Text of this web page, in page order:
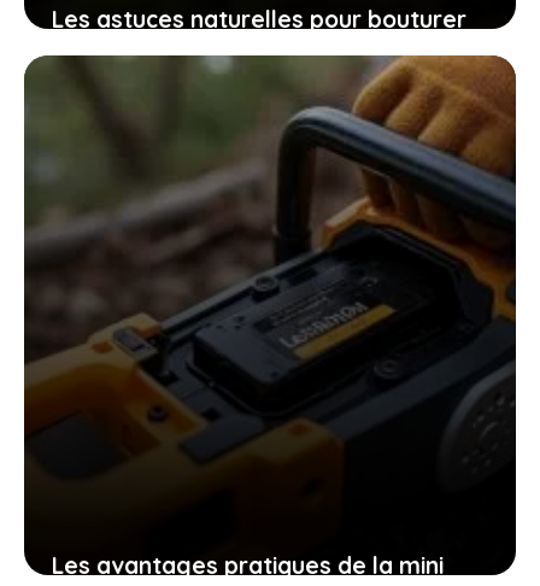
Les astuces naturelles pour bouturer
les patates douces et cultiver
facilement chez soi des plants
robustes
Les avantages pratiques de la mini